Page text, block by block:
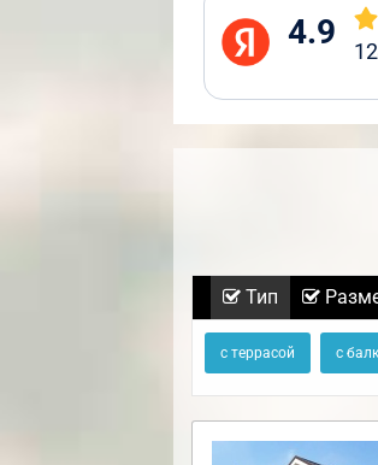
4.9
Тип
с террасой с